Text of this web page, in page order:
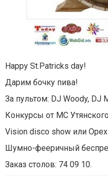
Happy St.Patricks day!
Дарим бочку пива!
За пультом: DJ Woody, DJ
Конкурсы от МС Утянского
Vision disco show или Opex
Шумно-фееричный
Заказ столов: 74 09 10.